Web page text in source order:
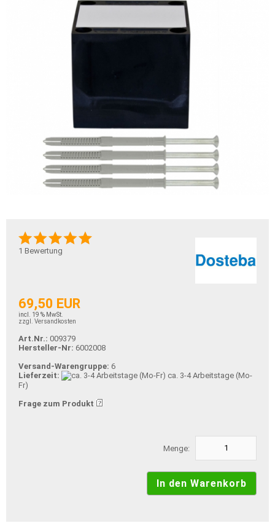
1 Bewertung
69,50 EUR
incl. 19 % MwSt.
zzgl. Versandkosten
Art.Nr.: 009379
Hersteller-Nr: 6002008
Versand-Warengruppe: 6
Lieferzeit:
ca. 3-4 Arbeitstage (Mo-
Fr)
Frage zum Produkt
Menge: